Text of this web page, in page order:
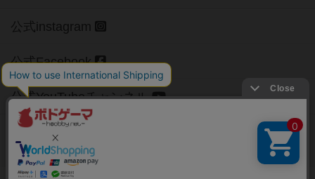
公式instagram
公式Facebook
公式YouTubeチャンネル